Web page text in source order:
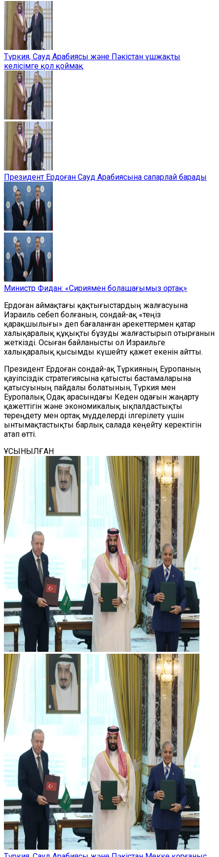
Түркия, Сауд Арабиясы және Пәкістан үшжақты
келісімге қол қоймақ
Президент Ердоған Сауд Арабиясына сапарлай барады
Министр Фидан: «Сириямен болашағымыз ортақ»
Ердоған аймақтағы қақтығыстардың жалғасуына
Израиль себеп болғанын, сондай-ақ «теңіз
қарақшылығы» деп бағаланған әрекеттермен қатар
халықаралық құқықты бұзуды жалғастырып отырғанын
жеткізді. Осыған байланысты ол Израильге
халықаралық қысымды күшейту қажет екенін айтты.
Президент Ердоған сондай-ақ Түркияның Еуропаның
қауіпсіздік стратегиясына қатысты бастамаларына
қатысуының пайдалы болатынын, Түркия мен
Еуропалық Одақ арасындағы Кеден одағын жаңарту
қажеттігін және экономикалық ықпалдастықты
тереңдету мен ортақ мүдделерді ілгерілету үшін
ынтымақтастықты барлық салада кеңейту керектігін
атап өтті.
ҰСЫНЫЛҒАН